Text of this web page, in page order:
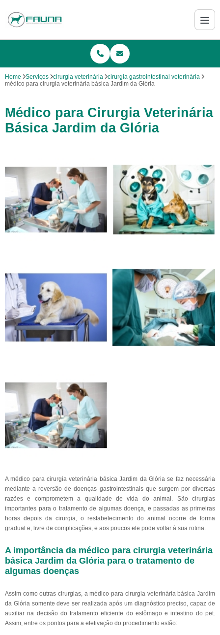
Home Serviços cirurgia veterinária
cirurgia gastrointestinal veterinária
médico para cirurgia veterinária básica Jardim da Glória
Médico para Cirurgia Veterinária
Básica Jardim da Glória
A médico para cirurgia veterinária básica Jardim da Glória se faz necessária
mediante a reversão de doenças gastrointestinais que surgem por diversas
razões e comprometem a qualidade de vida do animal. São cirurgias
importantes para o tratamento de algumas doença, e passadas as primeiras
horas depois da cirurgia, o restabelecimento do animal ocorre de forma
gradual e, livre de complicações, e aos poucos ele pode voltar à sua rotina.
A importância da médico para cirurgia veterinária
básica Jardim da Glória para o tratamento de
algumas doenças
Assim como outras cirurgias, a médico para cirurgia veterinária básica Jardim
da Glória somente deve ser realizada após um diagnóstico preciso, capaz de
auxiliar na decisão do tratamento eficiente do estômago e intestino do pet.
Assim, entre os pontos para a efetivação do procedimento estão: